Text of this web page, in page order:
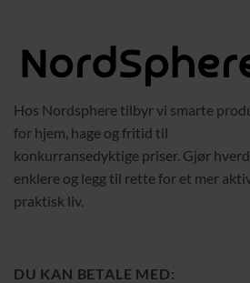
Hos Nordsphere tilbyr vi smarte
for hjem, hage og fritid til
konkurransedyktige priser. Gjør
enklere og legg til rette for et mer
praktisk liv.
DU KAN BETALE MED: